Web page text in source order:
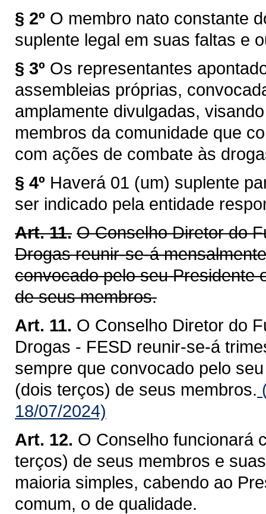
§ 2º O membro nato constante
suplente legal em suas faltas e
§ 3º Os representantes
assembleias próprias,
amplamente divulgadas,
membros da comunidade que
com ações de combate às
§ 4º Haverá 01 (um) suplente
ser indicado pela entidade
Art. 11. O Conselho Diretor do
Drogas reunir-se-á
convocado pelo seu Presidente
de seus membros.
Art. 11. O Conselho Diretor do
Drogas - FESD reunir-se-á
sempre que convocado pelo
(dois terços) de seus membros.
18/07/2024)
Art. 12. O Conselho funcionará
terços) de seus membros e
maioria simples, cabendo ao
comum, o de qualidade.